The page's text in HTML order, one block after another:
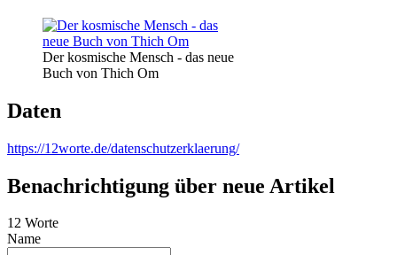
Der kosmische Mensch - das neue
Buch von Thich Om
Daten
https://12worte.de/datenschutzerklaerung/
Benachrichtigung über neue Artikel
12 Worte
Name